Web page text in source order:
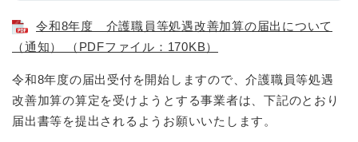
令和8年度 介護職員等処遇改善加算の届出について
（通知） （PDFファイル：170KB）
令和8年度の届出受付を開始しますので、介護職員等処遇
改善加算の算定を受けようとする事業者は、下記のとおり
届出書等を提出されるようお願いいたします。